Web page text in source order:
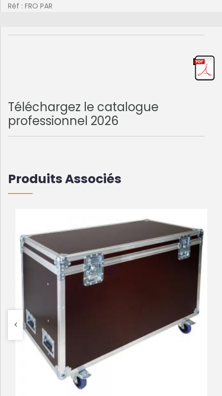
Réf : FRO PAR
Téléchargez le catalogue
professionnel 2026
Produits Associés